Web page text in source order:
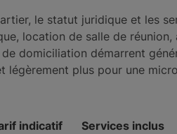
le statut juridique et les
location de salle de réunion,
domiciliation démarrent
légèrement plus pour une
indicatif Services inclus